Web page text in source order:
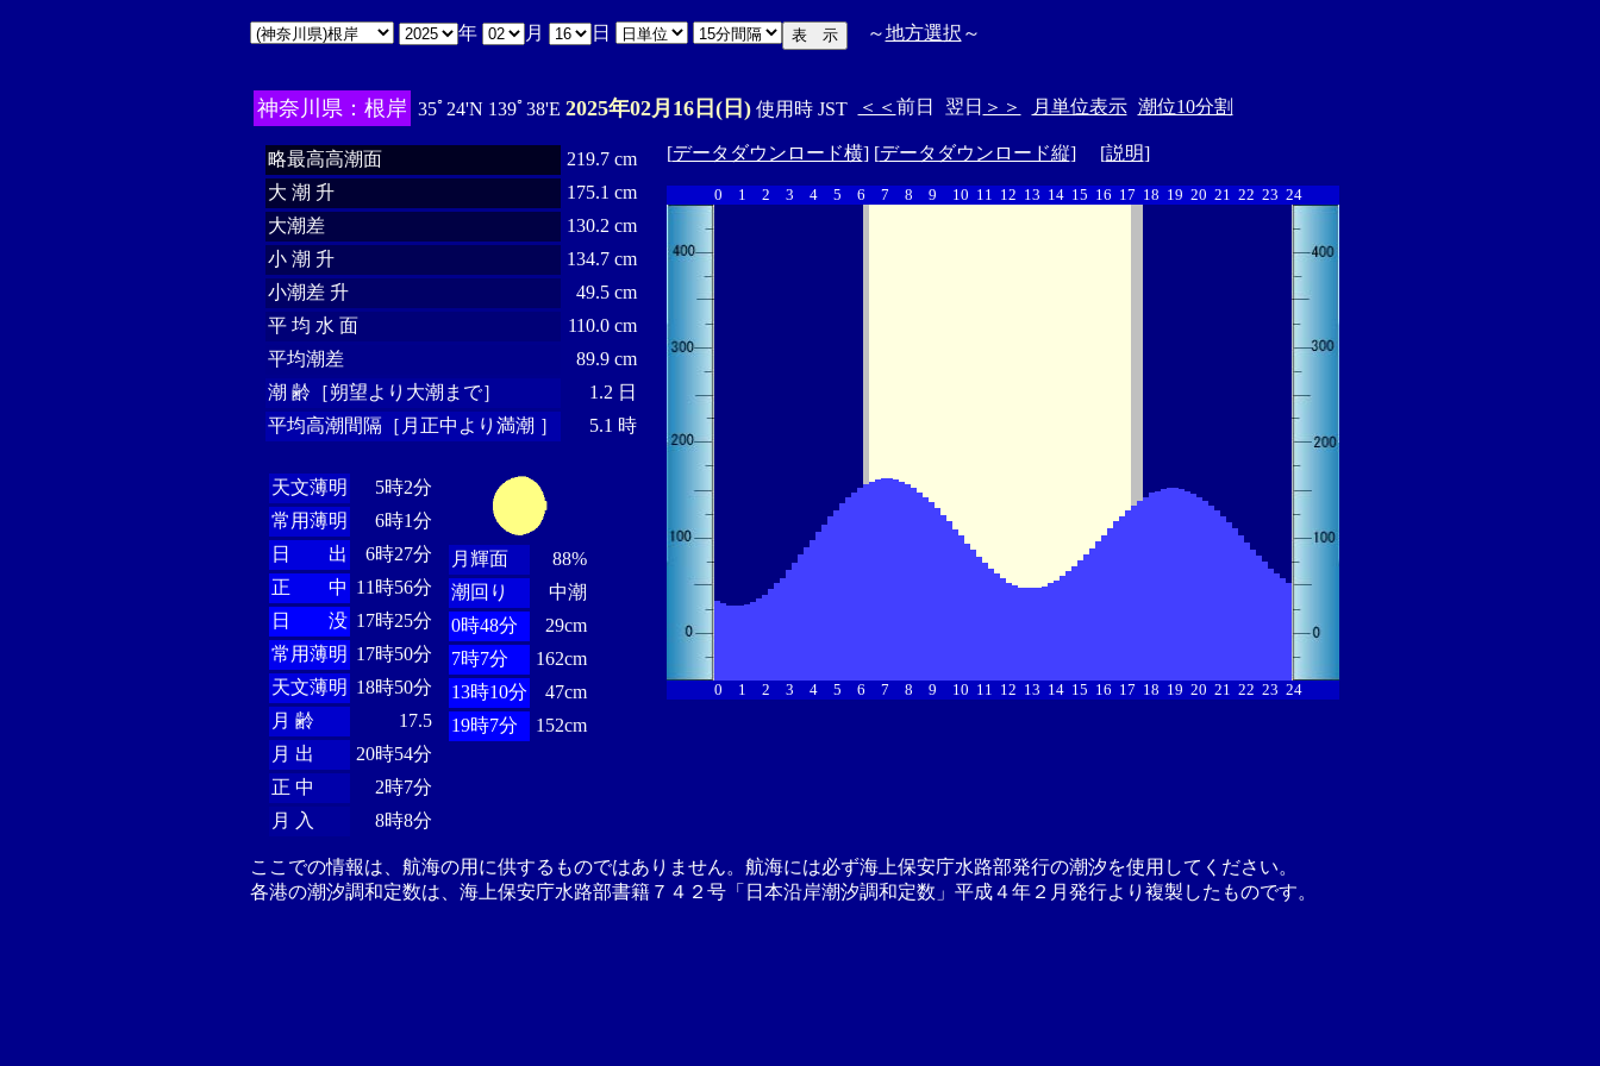
年 月 日 ～地方選択 ～
神奈川県：根岸 35ﾟ24'N 139ﾟ38'E 2025年02月16日(日)使用時 JST ＜＜ 前日 翌日 ＞＞ 月単位表示 潮位10分割
略最高高潮面
219.7 cm
大 潮 升
175.1 cm
大潮差
130.2 cm
小 潮 升
134.7 cm
小潮差 升
49.5 cm
平 均 水 面
110.0 cm
平均潮差
89.9 cm
潮 齢［朔望より大潮まで］
1.2 日
平均高潮間隔［月正中より満潮 ］
5.1 時
天文薄明
5時2分
常用薄明
6時1分
日 出
6時27分
正 中 11時56分
日 没 17時25分
常用薄明 17時50分
天文薄明 18時50分
月 齢
17.5
月 出
20時54分
正 中
2時7分
月 入
8時8分
月輝面
88%
潮回り
中潮
0時48分
29cm
7時7分
162cm
13時10分
47cm
19時7分
152cm
[データダウンロード横] [データダウンロード縦] [説明]
0 1 2 3 4 5 6 7 8 9 10 11 12 13 14 15 16 17 18 19 20 21 22 23 24
0 1 2 3 4 5 6 7 8 9 10 11 12 13 14 15 16 17 18 19 20 21 22 23 24
ここでの情報は、航海の用に供するものではありません。航海には必ず海上保安庁水路部発行の潮汐を使用してください。
各港の潮汐調和定数は、海上保安庁水路部書籍７４２号「日本沿岸潮汐調和定数」平成４年２月発行より複製したものです。